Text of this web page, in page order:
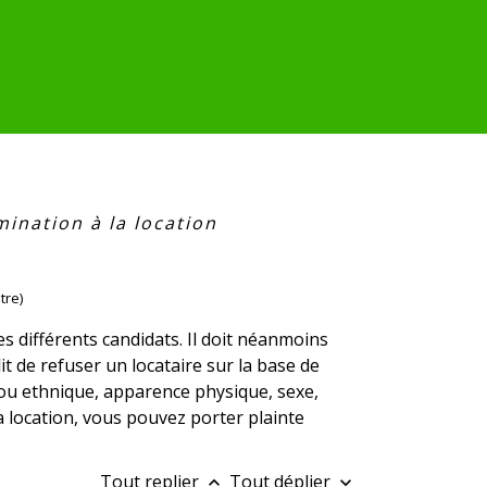
à la location
différents candidats. Il doit néanmoins
de refuser un locataire sur la base de
ethnique, apparence physique, sexe,
location, vous pouvez porter plainte
Tout replier
Tout déplier